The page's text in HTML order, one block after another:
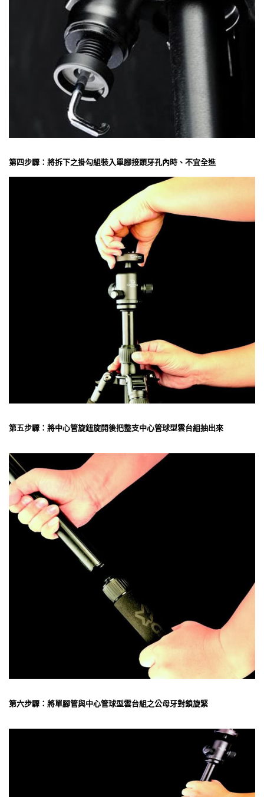
第四步驟：將拆下之掛勾組裝入單腳接頭牙孔內時、不宜全進
第五步驟：將中心管旋鈕旋開後把整支中心管球型雲台組抽出來
第六步驟：將單腳管與中心管球型雲台組之公母牙對鎖旋緊